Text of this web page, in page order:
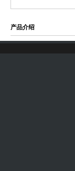
产品介绍